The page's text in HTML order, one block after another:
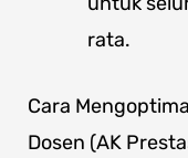
rata.
Cara
Dosen (AK